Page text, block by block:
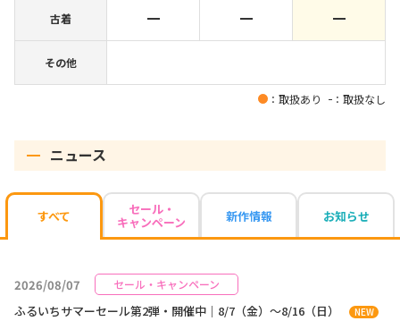
古着
その他
：取扱あり ：取扱なし
ニュース
すべて セール・
キャンペーン 新作情報 お知らせ
2026/08/07 セール・キャンペーン
ふるいちサマーセール第2弾・開催中｜8/7（金）～8/16（日） NEW